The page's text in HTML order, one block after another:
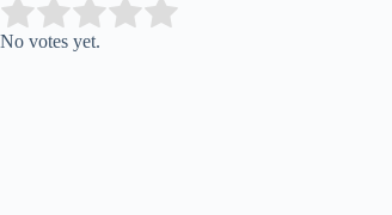
Rate this item:
No votes yet.